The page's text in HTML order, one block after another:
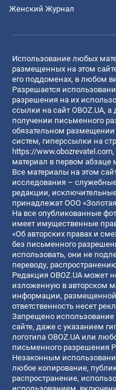
Женский Журнал
Использование любых
размещенных на этом
его поддоменах, в любом
Разрешается
разрешения на их
ссылки на сайт OBOZ.UA,
получении письменного
обязательном
систем, гиперссылки на
https://www.obozrevatel.com
материал в первом абзаце
Все материалы на этом
исследования –
редакции,
принадлежат ООО
На все опубликованные
имеет имущественные
«Об авторских правах и
без письменного
использовать, они не
переводу,
Редакция OBOZ.UA может
изложенную в авторском
информации,
ответственность несет
Запрещено
сайте, даже с указанием
логотипа OBOZ.UA или
письменного разрешения
Незаконным
любое копирование,
распространение,